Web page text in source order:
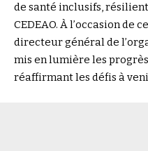
de santé inclusifs,
CEDEAO. À l’occasion de
directeur général de
mis en lumière les
réaffirmant les défis à